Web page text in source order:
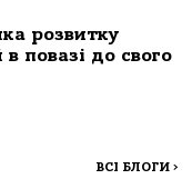
розвитку
повазі до свого
ВСІ БЛОГИ >